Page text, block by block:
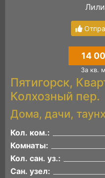
14
За кв.
Пятигорск,
Колхозный пер.
Дома, дачи,
Кол. ком.:
Комнаты:
Кол. сан. уз.:
Сан. узел: